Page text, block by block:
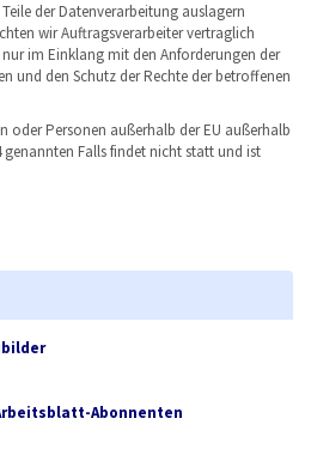
der Datenverarbeitung auslagern
wir Auftragsverarbeiter vertraglich
im Einklang mit den Anforderungen der
und den Schutz der Rechte der betroffenen
oder Personen außerhalb der EU außerhalb
genannten Falls findet nicht statt und ist
Abonnenten